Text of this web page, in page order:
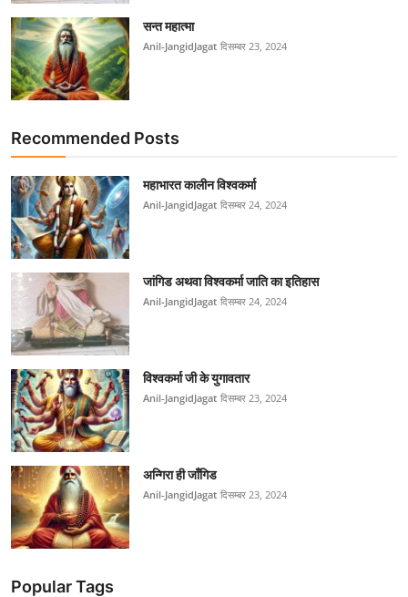
सन्त महात्मा
Anil-JangidJagat दिसम्बर 23, 2024
Recommended Posts
महाभारत कालीन विश्वकर्मा
Anil-JangidJagat दिसम्बर 24, 2024
जांगिड अथवा विश्वकर्मा जाति का इतिहास
Anil-JangidJagat दिसम्बर 24, 2024
विश्वकर्मा जी के युगावतार
Anil-JangidJagat दिसम्बर 23, 2024
अन्गिरा ही जाँगिड
Anil-JangidJagat दिसम्बर 23, 2024
Popular Tags